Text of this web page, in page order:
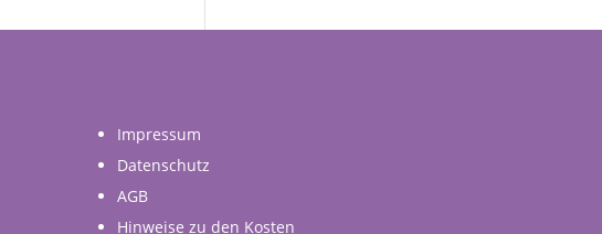
Impressum
Datenschutz
AGB
Hinweise zu den Kosten